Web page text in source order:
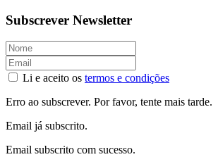
Subscrever Newsletter
Li e aceito os termos e condições
Erro ao subscrever. Por favor, tente mais tarde.
Email já subscrito.
Email subscrito com sucesso.